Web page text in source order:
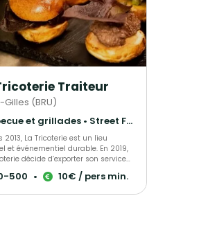
Traiteur
Gilles (BRU)
Barbecue et grillades • Street Food • Cuisine régionale
2013, La Tricoterie est un lieu
événementiel durable. En 2019,
décide d’exporter son service
Durable à travers toute la Belgique,
une cuisine saine, généreuse,
500 • 10€ / pers min.